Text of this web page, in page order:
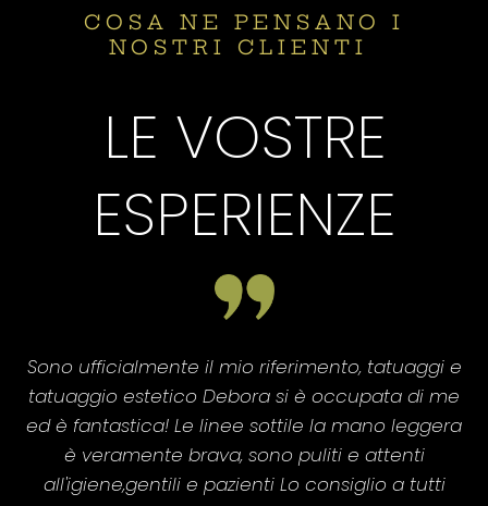
COSA NE PENSANO I
NOSTRI CLIENTI
LE VOSTRE
ESPERIENZE
Sono ufficialmente il mio riferimento, tatuaggi e
tatuaggio estetico Debora si è occupata di me
ed è fantastica! Le linee sottile la mano leggera
è veramente brava, sono puliti e attenti
all'igiene,gentili e pazienti Lo consiglio a tutti